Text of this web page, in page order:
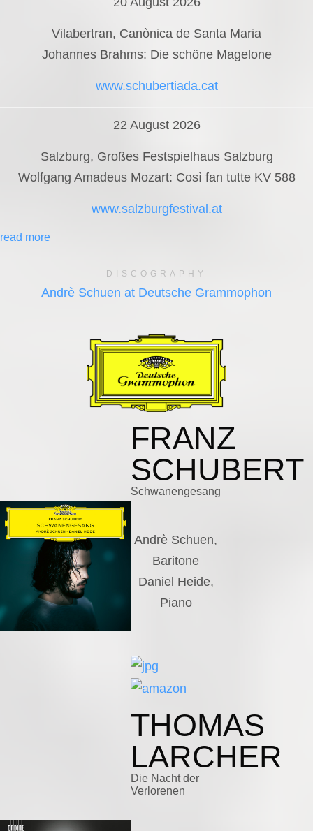
Vilabertran, Canònica de Santa Maria
Johannes Brahms: Die schöne Magelone
www.schubertiada.cat
22 August 2026
Salzburg, Großes Festspielhaus Salzburg
Wolfgang Amadeus Mozart: Così fan tutte KV 588
www.salzburgfestival.at
read more
DISCOGRAPHY
Andrè Schuen at Deutsche Grammophon
FRANZ
SCHUBERT
Schwanengesang
Andrè Schuen,
Baritone
Daniel Heide,
Piano
THOMAS
LARCHER
Die Nacht der
Verlorenen